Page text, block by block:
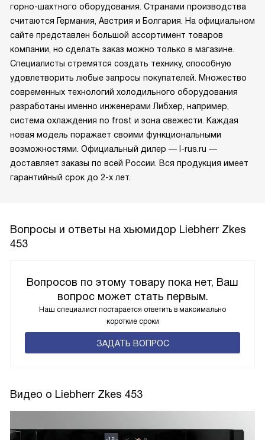
горно-шахтного оборудования. Странами производства
считаются Германия, Австрия и Болгария. На официальном
сайте представлен большой ассортимент товаров
компании, но сделать заказ можно только в магазине.
Специалисты стремятся создать технику, способную
удовлетворить любые запросы покупателей. Множество
современных технологий холодильного оборудования
разработаны именно инженерами Либхер, например,
система охлаждения no frost и зона свежести. Каждая
новая модель поражает своими функциональными
возможностями. Официальный дилер — l-rus.ru —
доставляет заказы по всей России. Вся продукция имеет
гарантийный срок до 2-х лет.
Вопросы и ответы на хьюмидор Liebherr Zkes
453
Вопросов по этому товару пока нет, Ваш
вопрос может стать первым.
Наш специалист постарается ответить в максимально
короткие сроки
ЗАДАТЬ ВОПРОС
Видео о Liebherr Zkes 453